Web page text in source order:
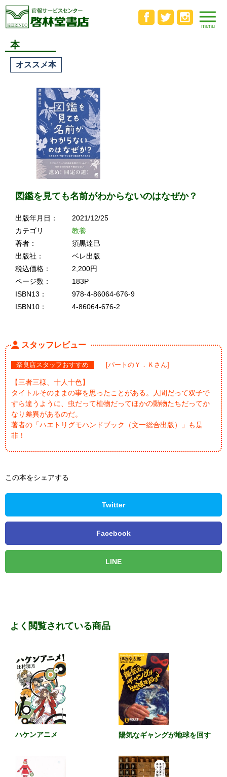
本
オススメ本
図鑑を見ても名前がわからないのはなぜか？
出版年月日：
2021/12/25
カテゴリ
教養
著者：
須黒達巳
出版社：
ベレ出版
税込価格：
2,200円
ページ数：
183P
ISBN13：
978-4-86064-676-9
ISBN10：
4-86064-676-2
スタッフレビュー
奈良店スタッフおすすめ [パートのＹ．Ｋさん]
【三者三様、十人十色】
タイトルそのままの事を思ったことがある。人間だって双子で
すら違うように、虫だって植物だってほかの動物たちだってか
なり差異があるのだ。
著者の「ハエトリグモハンドブック（文一総合出版）」も是
非！
この本をシェアする
Twitter
Facebook
LINE
よく閲覧されている商品
ハケンアニメ 陽気なギャングが地球を回す